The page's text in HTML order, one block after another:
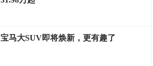
宝马大SUV即将焕新，更有趣了